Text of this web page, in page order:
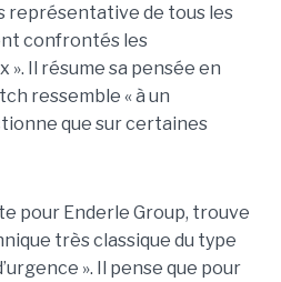
représentative de tous les
confrontés les
Il résume sa pensée en
ressemble « à un
que sur certaines
pour Enderle Group, trouve
très classique du type
». Il pense que pour